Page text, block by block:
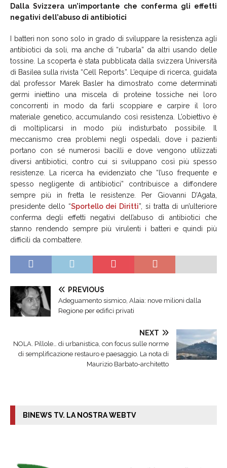
Dalla Svizzera un’importante che conferma gli effetti
negativi dell’abuso di antibiotici
I batteri non sono solo in grado di sviluppare la resistenza agli
antibiotici da soli, ma anche di “rubarla” da altri usando delle
tossine. La scoperta è stata pubblicata dalla svizzera Università
di Basilea sulla rivista “Cell Reports”. L’equipe di ricerca, guidata
dal professor Marek Basler ha dimostrato come determinati
germi iniettino una miscela di proteine tossiche nei loro
concorrenti in modo da farli scoppiare e carpire il loro
materiale genetico, accumulando così resistenza. L’obiettivo è
di moltiplicarsi in modo più indisturbato possibile. Il
meccanismo crea problemi negli ospedali, dove i pazienti
portano con sé numerosi bacilli e dove vengono utilizzati
diversi antibiotici, contro cui si sviluppano così più spesso
resistenze. La ricerca ha evidenziato che “l’uso frequente e
spesso negligente di antibiotici” contribuisce a diffondere
sempre più in fretta le resistenze. Per Giovanni D’Agata,
presidente dello “Sportello dei Diritti”, si tratta di un’ulteriore
conferma degli effetti negativi dell’abuso di antibiotici che
stanno rendendo sempre più virulenti i batteri e quindi più
difficili da combattere.
PREVIOUS
Adeguamento sismico, Alaia: nove milioni dalla
Regione per edifici privati
NEXT
NOLA. Pillole… di urbanistica, con focus sulle norme
di semplificazione restauro e paesaggio. La nota di
Maurizio Barbato-architetto
BINEWS TV. LA NOSTRA WEBTV